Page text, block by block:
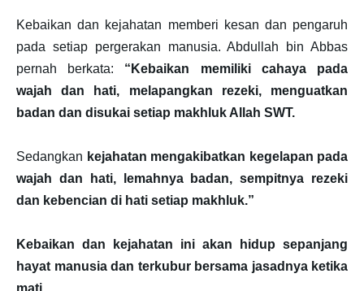
Kebaikan dan kejahatan memberi kesan dan pengaruh
pada setiap pergerakan manusia. Abdullah bin Abbas
pernah berkata: “Kebaikan memiliki cahaya pada
wajah dan hati, melapangkan rezeki, menguatkan
badan dan disukai setiap makhluk Allah SWT.
Sedangkan kejahatan mengakibatkan kegelapan pada
wajah dan hati, lemahnya badan, sempitnya rezeki
dan kebencian di hati setiap makhluk.”
Kebaikan dan kejahatan ini akan hidup sepanjang
hayat manusia dan terkubur bersama jasadnya ketika
mati.